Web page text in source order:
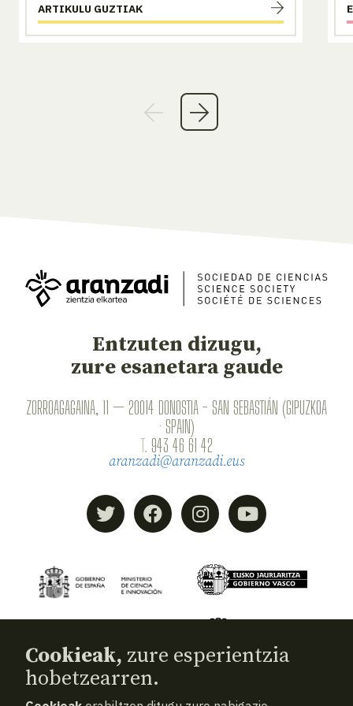
ARTIKULU GUZTIAK
Entzuten dizugu,
zure esanetara gaude
ZORROAGAGAINA, 11 — 20014 DONOSTIA - SAN SEBASTIÁN (GIPUZKOA
· SPAIN)
T. 943 46 61 42
aranzadi@aranzadi.eus
Cookieak, zure esperientzia
hobetzearren.